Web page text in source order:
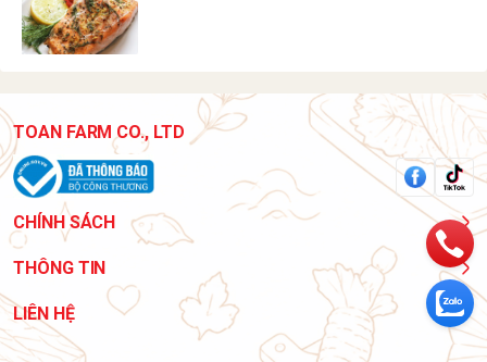
TOAN FARM CO., LTD
CHÍNH SÁCH
THÔNG TIN
LIÊN HỆ